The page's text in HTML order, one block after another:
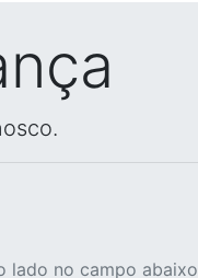
lado no campo abaixo